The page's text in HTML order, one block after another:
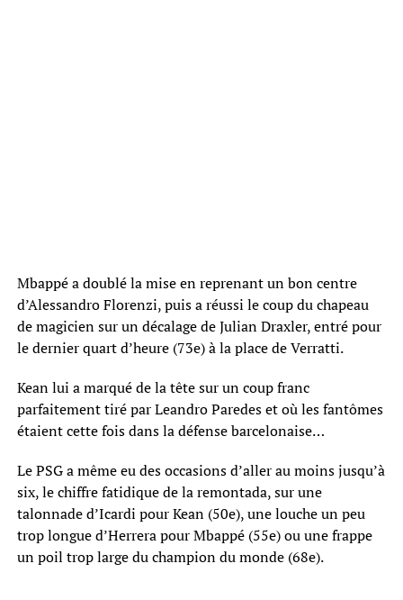
Mbappé a doublé la mise en reprenant un bon centre
d’Alessandro Florenzi, puis a réussi le coup du chapeau
de magicien sur un décalage de Julian Draxler, entré pour
le dernier quart d’heure (73e) à la place de Verratti.
Kean lui a marqué de la tête sur un coup franc
parfaitement tiré par Leandro Paredes et où les fantômes
étaient cette fois dans la défense barcelonaise…
Le PSG a même eu des occasions d’aller au moins jusqu’à
six, le chiffre fatidique de la remontada, sur une
talonnade d’Icardi pour Kean (50e), une louche un peu
trop longue d’Herrera pour Mbappé (55e) ou une frappe
un poil trop large du champion du monde (68e).